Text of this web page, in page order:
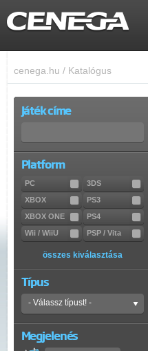
cenega.hu / Katalógus
Játék címe
Platform
PC
3DS
XBOX
PS3
XBOX ONE
PS4
Wii / WiiU
PSP / Vita
összes kiválasztása
Típus
Megjelenés